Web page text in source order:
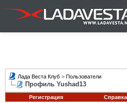
Лада Веста Клуб > Пользователи
Профиль Yushad13
Регистрация Справка